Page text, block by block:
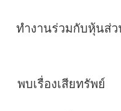
ทำงานร่วมกับหุ้นส่ว
พบเรื่องเสียทรัพย์